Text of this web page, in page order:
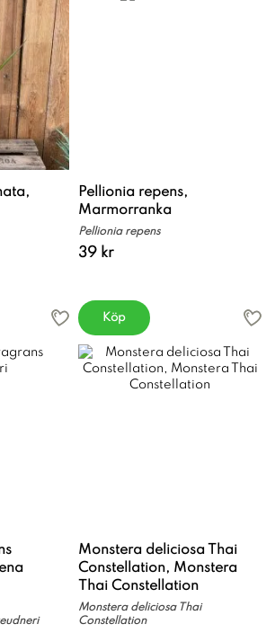
Pellionia repens,
Marmorranka
Pellionia repens
39 kr
Köp
Monstera deliciosa Thai
Constellation, Monstera
Thai Constellation
Monstera deliciosa Thai
Constellation